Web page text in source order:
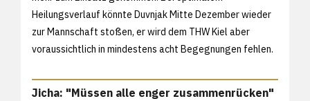
Heilungsverlauf könnte Duvnjak Mitte Dezember wieder
zur Mannschaft stoßen, er wird dem THW Kiel aber
voraussichtlich in mindestens acht Begegnungen fehlen.
Jicha: "Müssen alle enger zusammenrücken"